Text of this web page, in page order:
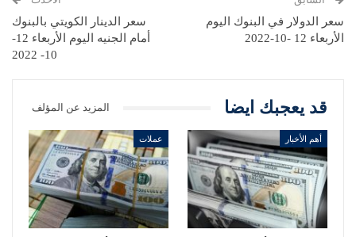
سعر الدولار في البنوك اليوم
الأربعاء 12 -10-2022
سعر الدينار الكويتي بالبنوك
أمام الجنيه اليوم الأربعاء 12-
10- 2022
قد يعجبك ايضا المزيد عن المؤلف
أهم الأخبار عملات